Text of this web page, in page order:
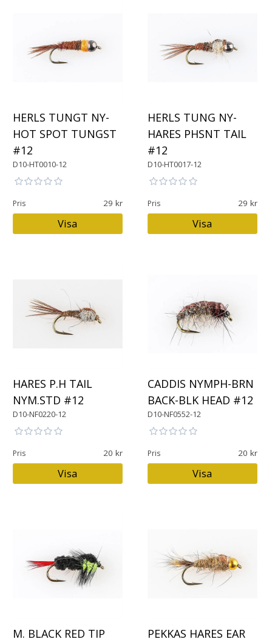
HERLS TUNGT NY-
HOT SPOT TUNGST
#12
D10-HT0010-12
Pris 29
Visa
HERLS TUNG NY-
HARES PHSNT TAIL
#12
D10-HT0017-12
Pris 29
Visa
HARES P.H TAIL
NYM.STD #12
D10-NF0220-12
Pris 20
Visa
CADDIS NYMPH-BRN
BACK-BLK HEAD #12
D10-NF0552-12
Pris 20
Visa
M. BLACK RED TIP
PEKKAS HARES EAR